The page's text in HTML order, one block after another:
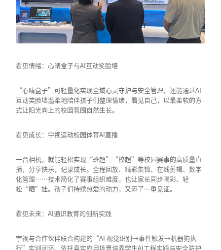
看见情绪：心晴盒子与AI互动笑脸墙
“心晴盒子”可轻量化实现全域心灵守护与安全管理，还能通过AI
互动笑脸墙温柔地陪伴孩子们整理情绪，看见自己，以最柔软的方
式让阳光向上的校园氛围自然生长。
看见成长：宇视运动校园体育AI直播
一台相机，就能轻松实现“班超”“校超”等校园赛事的高质量直
播，分享快乐，记录成长。全程回放、精彩集锦、在线剪辑、数字
化管理……技术简化了赛事组织难度，也让家长同步喝彩、轻
松“晒”娃。孩子们持续热爱的动力，又添了一重见证。
看见未来：AI通识教育的创新实践
宇视与合作伙伴联合构建的“AI 视觉识别→事件触发→机器狗执
行”实训闭环，依托真实应用场景培养学生AI工程实践与安全防护